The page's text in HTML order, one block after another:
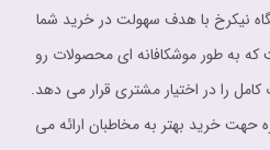
نیکرخ با هدف سهولت در خرید شما
به طور موشکافانه ای محصولات رو
کامل را در اختیار مشتری قرار می دهد.
مشاوره حهت خرید بهتر به مخاطبان ارائه می